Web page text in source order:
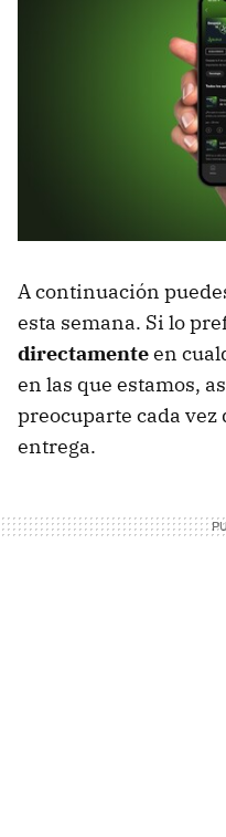
A continuación
esta semana. Si lo
directamenteen
en las que estamos,
preocuparte cada vez
entrega.